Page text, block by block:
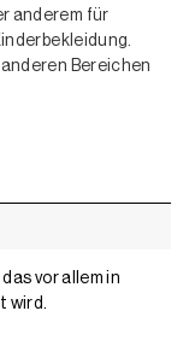
anderem für
Bereichen
vor allem in
wird.